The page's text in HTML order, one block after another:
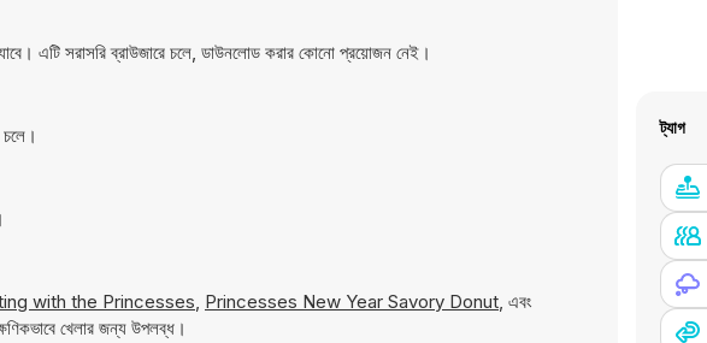
এটি সরাসরি ব্রাউজারে চলে, ডাউনলোড করার কোনো প্রয়োজন নেই।
with the Princesses, Princesses New Year Savory Donut, এবং
খেলার জন্য উপলব্ধ।
ট্যাগ